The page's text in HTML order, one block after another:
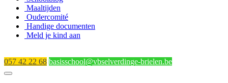
Maaltijden
Oudercomité
Handige documenten
Meld je kind aan
057 42 22 68 basisschool@vbselverdinge-brielen.be